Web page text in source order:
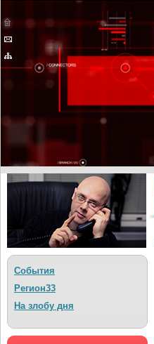
События
Регион33
На злобу дня